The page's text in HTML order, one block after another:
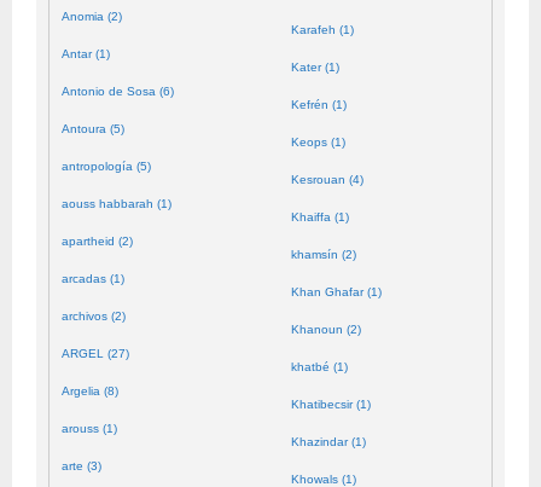
Anomia (2)
Antar (1)
Antonio de Sosa (6)
Antoura (5)
antropología (5)
aouss habbarah (1)
apartheid (2)
arcadas (1)
archivos (2)
ARGEL (27)
Argelia (8)
arouss (1)
arte (3)
Karafeh (1)
Kater (1)
Kefrén (1)
Keops (1)
Kesrouan (4)
Khaiffa (1)
khamsín (2)
Khan Ghafar (1)
Khanoun (2)
khatbé (1)
Khatibecsir (1)
Khazindar (1)
Khowals (1)